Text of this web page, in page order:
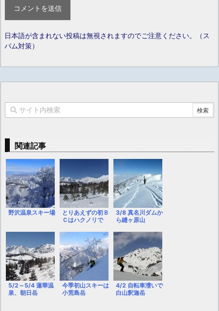
日本語が含まれない投稿は無視されますのでご注意ください。（ス
パム対策）
関連記事
野沢温泉スキー場
とりあえずの初Ｂ
Ｃはハクノリで
3/8 真名川ダムか
ら縫ヶ原山
5/2～5/4 蓮華温
泉、朝日岳
今季初山スキーは
小荒島岳
4/2 自転車漕いで
白山釈迦岳